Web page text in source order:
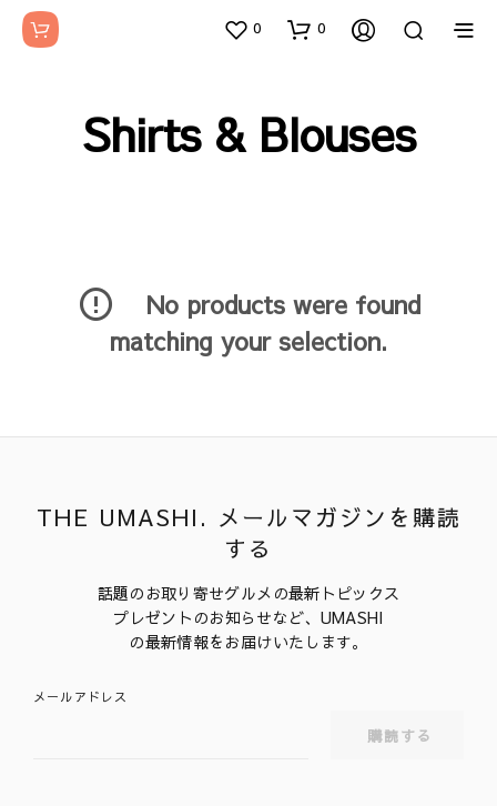
0 0
Shirts & Blouses
No products were found
matching your selection.
THE UMASHI. メールマガジンを購読
する
話題のお取り寄せグルメの最新トピックス
プレゼントのお知らせなど、UMASHI
の最新情報をお届けいたします。
メールアドレス